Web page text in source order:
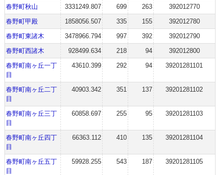
春野町秋山
3331249.807 699 263
392012770
春野町甲殿
1858056.507 335 155
392012780
春野町東諸木
3478966.794 997 392
392012790
春野町西諸木
928499.634 218 94
392012800
春野町南ヶ丘一丁
目
43610.399 292 94 39201281101
春野町南ヶ丘二丁
目
40903.342 351 137 39201281102
春野町南ヶ丘三丁
目
60858.697 255 95 39201281103
春野町南ヶ丘四丁
目
66363.112 410 135 39201281104
春野町南ヶ丘五丁
目
59928.255 543 187 39201281105